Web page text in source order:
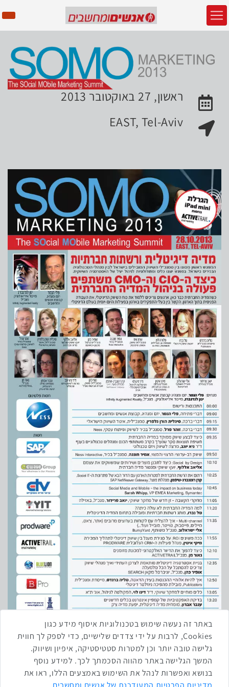
האירוע יתקיים בתאריך
ראשון, 27 באוקטובר 2013
מקום האירוע:
EAST, Tel-Aviv
באתר זה נעשה שימוש בטכנולוגיות איסוף מידע כגון
Cookies, לרבות על ידי צדדים שלישיים, כדי לספק לך חווית
גלישה טובה יותר וכן למטרות סטטיסטיקה, איפיון ושיווק.
המשך הגלישה באתר מהווה הסכמתך לכך. למידע נוסף
בנושא ואפשרות לנהל את השימוש באמצעים הללו, ראו את